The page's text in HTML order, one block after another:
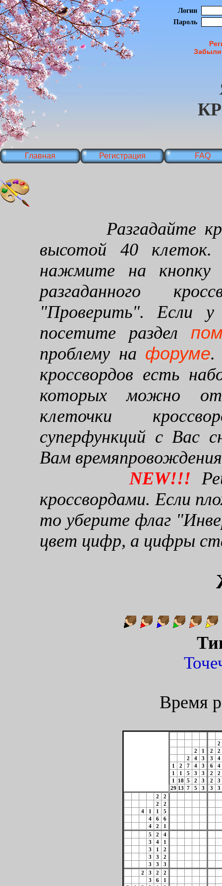
Логин
Пароль
Главная Регистрация FAQ
Разгадайте
высотой 40 клеток.
нажмите на кнопку
разгаданного
"Проверить". Если
посетите раздел
проблему на форуме.
кроссвордов есть
которых можно
клеточки
суперфункций с Вас
Вам
NEW!!!
кроссвордами. Если
то уберите флаг
цвет цифр, а цифры
Время
2
2
1 2
2
2
4 3 3
4
1
2 7 4 3 6
4
1
1 5 3 3 2
2
1
18 5 2 3 2
3
29 13 7 5 3 3
3
2
2
2
2
4
1 1
5
4
6
6
4
2
1
5
2
4
3
4
1
3
1
2
3
3
2
3
3
3
2
3 2
2
3
6
1